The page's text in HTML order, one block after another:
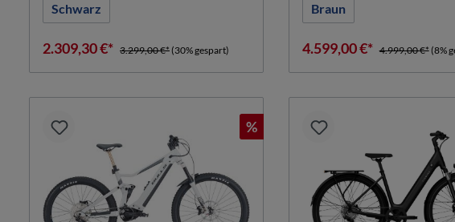
Schwarz
2.309,30 €* 3.299,00 €* (30% gespart)
Braun
4.599,00 €* 4.999,00 €* (8%
%